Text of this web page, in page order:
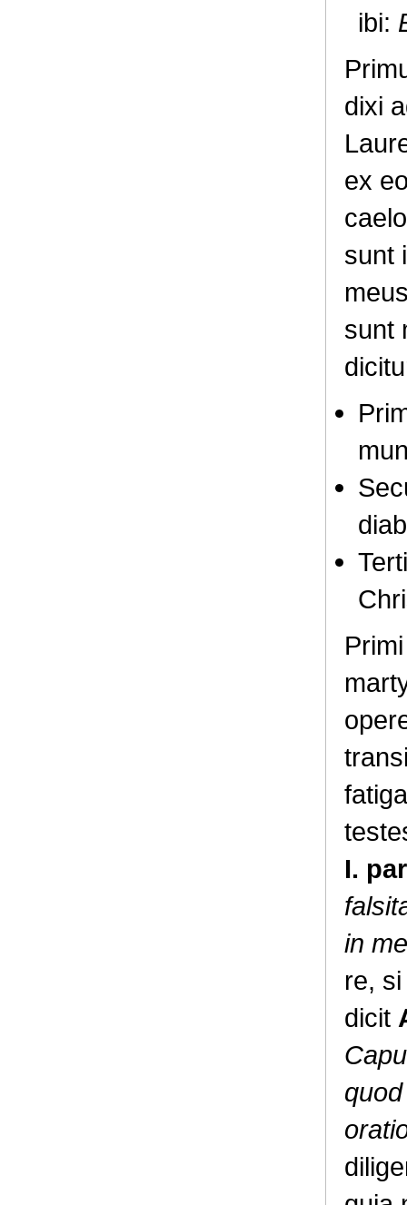
ibi:
dixi
ex
sunt
sunt
I.
in
re,
dicit